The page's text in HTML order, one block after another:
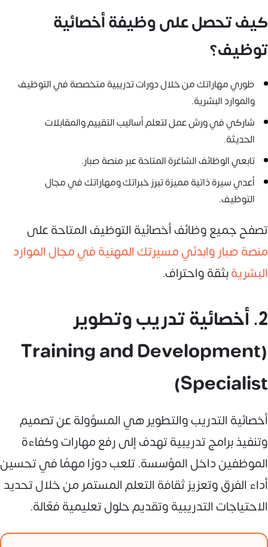
كيف تحصل على وظيفة أخصائية
توظيف؟
طوري مهاراتك من خلال دورات تدريبية متخصصة في التوظيف
والموارد البشرية.
شاركي في ورش عمل لتعلم أساليب التقييم والمقابلات
الحديثة.
تابعي الوظائف الشاغرة المتاحة عبر منصة صبار.
أعدي سيرة ذاتية مميزة تبرز خبراتك ومهاراتك في مجال
التوظيف.
تصفح جميع وظائف أخصائية التوظيف المتاحة على
منصة صبار وابدئي مسيرتك المهنية في مجال الموارد
البشريةبثقة واحتراف.
2. أخصائية تدريب وتطوير
(Training and Development
Specialist)
أخصائية التدريب والتطوير هي المسؤولة عن تصميم
وتنفيذ برامج تدريبية تهدف إلى رفع مهارات وكفاءة
الموظفين داخل المؤسسة. تلعب دورًا مهمًا في تحسين
أداء الفرق وتعزيز ثقافة التعلم المستمر من خلال تحديد
الاحتياجات التدريبية وتقديم حلول تعليمية فعّالة.